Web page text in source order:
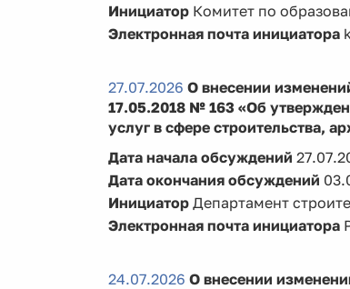
ИнициаторКомитет по
Электронная почта инициатора
27.07.2026 О внесении
17.05.2018 № 163 «Об
услуг в сфере строительства,
Дата начала обсуждений
Дата окончания обсуждений
ИнициаторДепартамент
Электронная почта инициатора
24.07.2026 О внесении